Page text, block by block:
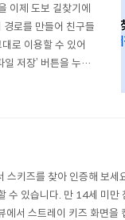
이제 도보 길찾기에
로를 만들어 친구들
로 이용할 수 있어
저장’ 버튼을 누르
해 보세요. 친구들과
스키즈를 찾아 인증해 보
있습니다. 만 14세 미만
서 스트레이 키즈 화면을